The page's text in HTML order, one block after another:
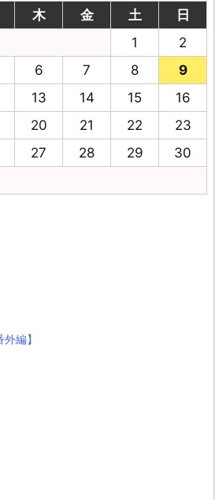
木 金 土
日
1
2
6 7 8
9
13 14 15
16
20 21 22
23
27 28 29
30
編】